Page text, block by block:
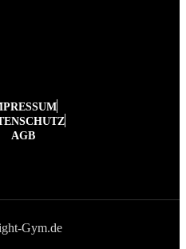
AGB
Gym.de